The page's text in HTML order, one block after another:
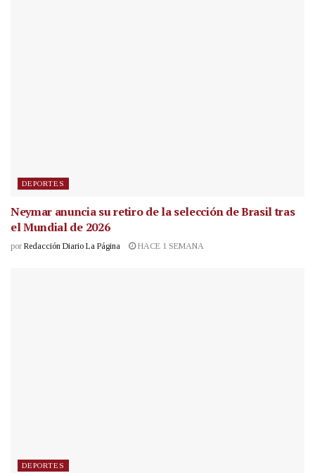
DEPORTES
Neymar anuncia su retiro de la selección de Brasil tras
el Mundial de 2026
por Redacción Diario La Página HACE 1 SEMANA
DEPORTES